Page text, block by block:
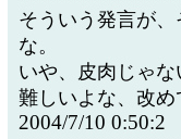
そういう発言が
な。
いや、皮肉じゃな
難しいよな、改め
2004/7/10 0:50:2